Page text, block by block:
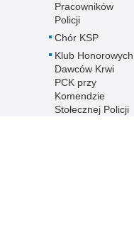
Pracowników
Policji
Chór KSP
Klub Honorowych
Dawców Krwi
PCK przy
Komendzie
Stołecznej Policji